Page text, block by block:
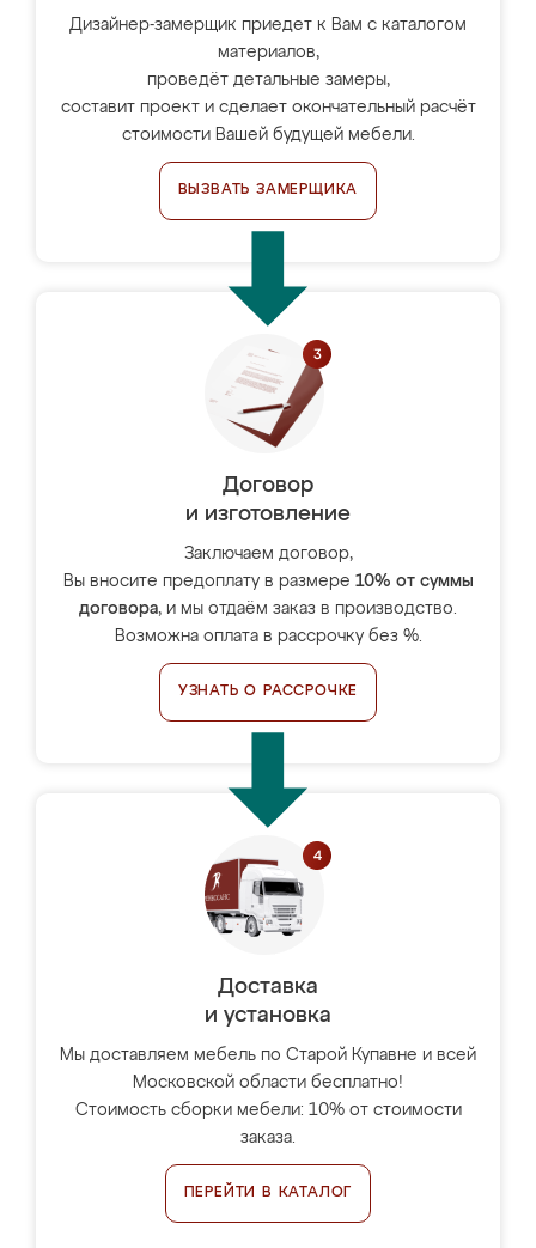
Дизайнер-замерщик приедет к Вам с каталогом
материалов,
проведёт детальные замеры,
составит проект и сделает окончательный расчёт
стоимости Вашей будущей мебели.
ВЫЗВАТЬ ЗАМЕРЩИКА
Договор
и изготовление
Заключаем договор,
Вы вносите предоплату в размере 10% от суммы
договора, и мы отдаём заказ в производство.
Возможна оплата в рассрочку без %.
УЗНАТЬ О РАССРОЧКЕ
Доставка
и установка
Мы доставляем мебель по Старой Купавне и всей
Московской области бесплатно!
Стоимость сборки мебели: 10% от стоимости
заказа.
ПЕРЕЙТИ В КАТАЛОГ